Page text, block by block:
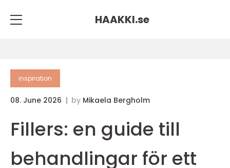
HAAKKI.se
inspiration
08. June 2026 by Mikaela Bergholm
Fillers: en guide till
behandlingar för ett